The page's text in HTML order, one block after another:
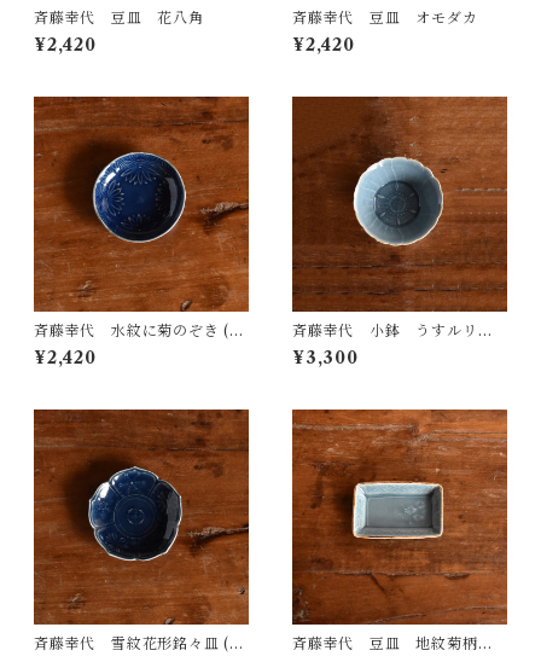
斉藤幸代 豆皿 花八角
¥2,420
斉藤幸代 豆皿 オモダカ
¥2,420
斉藤幸代 水紋に菊のぞき (瑠
璃色)
¥2,420
斉藤幸代 小鉢 うすルリ花
小鉢
¥3,300
斉藤幸代 雪紋花形銘々皿 (瑠
斉藤幸代 豆皿 地紋菊柄長